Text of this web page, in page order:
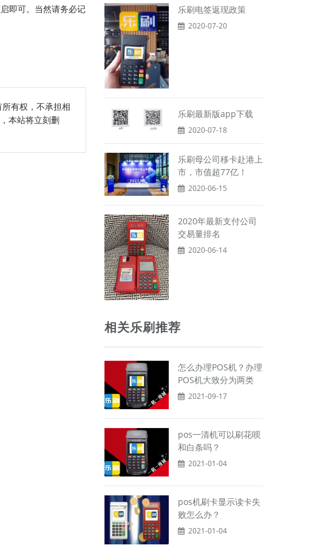
即可。当然请务必记
有权，不承担相
本站将立刻删
乐刷电签返现政策
2020-07-20
乐刷最新版app下载
2020-07-18
乐刷母公司移卡赴港上
市，市值超77亿！
2020-06-15
2020年最新支付公司
交易量排名
2020-06-14
相关乐刷推荐
怎么办理POS机？办理
POS机大致分为两类
2021-09-17
pos一清机可以刷花呗
和白条吗？
2021-01-04
pos机刷卡显示读卡失
败怎么办？
2021-01-04